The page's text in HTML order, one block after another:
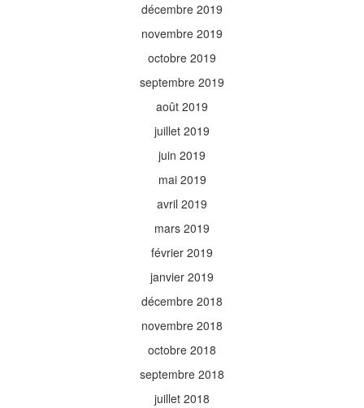
décembre 2019
novembre 2019
octobre 2019
septembre 2019
août 2019
juillet 2019
juin 2019
mai 2019
avril 2019
mars 2019
février 2019
janvier 2019
décembre 2018
novembre 2018
octobre 2018
septembre 2018
juillet 2018